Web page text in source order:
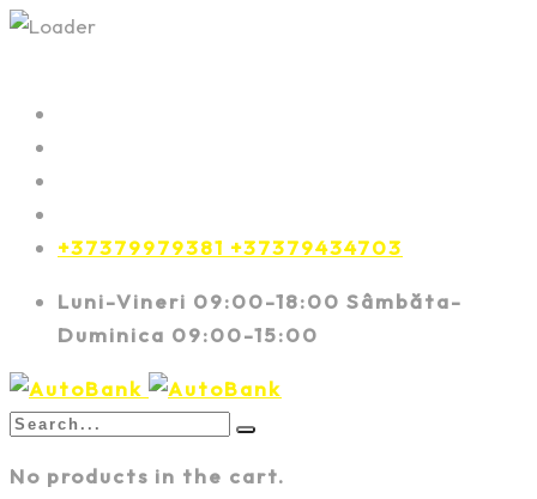
+37379979381 +37379434703
Luni-Vineri 09:00-18:00 Sâmbăta-
Duminica 09:00-15:00
No products in the cart.